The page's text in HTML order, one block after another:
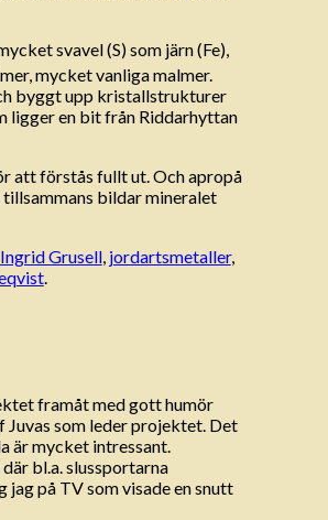
svavel (S) som järn (Fe),
mycket vanliga malmer.
byggt upp kristallstrukturer
ligger en bit från Riddarhyttan
att förstås fullt ut. Och apropå
tillsammans bildar mineralet
Ingrid Grusell, jordartsmetaller,
.
framåt med gott humör
Juvas som leder projektet. Det
är mycket intressant.
bl.a. slussportarna
jag på TV som visade en snutt